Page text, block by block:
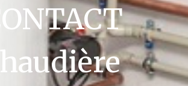
CONTACT
chaudière